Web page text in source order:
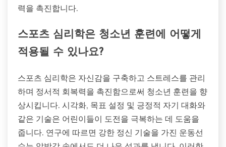
력을 촉진합니다.
스포츠 심리학은 청소년 훈련에 어떻게
적용될 수 있나요?
스포츠 심리학은 자신감을 구축하고 스트레스를 관리
하며 정서적 회복력을 촉진함으로써 청소년 훈련을 향
상시킵니다. 시각화, 목표 설정 및 긍정적 자기 대화와
같은 기술은 어린이들이 도전을 극복하는 데 도움을
줍니다. 연구에 따르면 강한 정신 기술을 가진 운동선